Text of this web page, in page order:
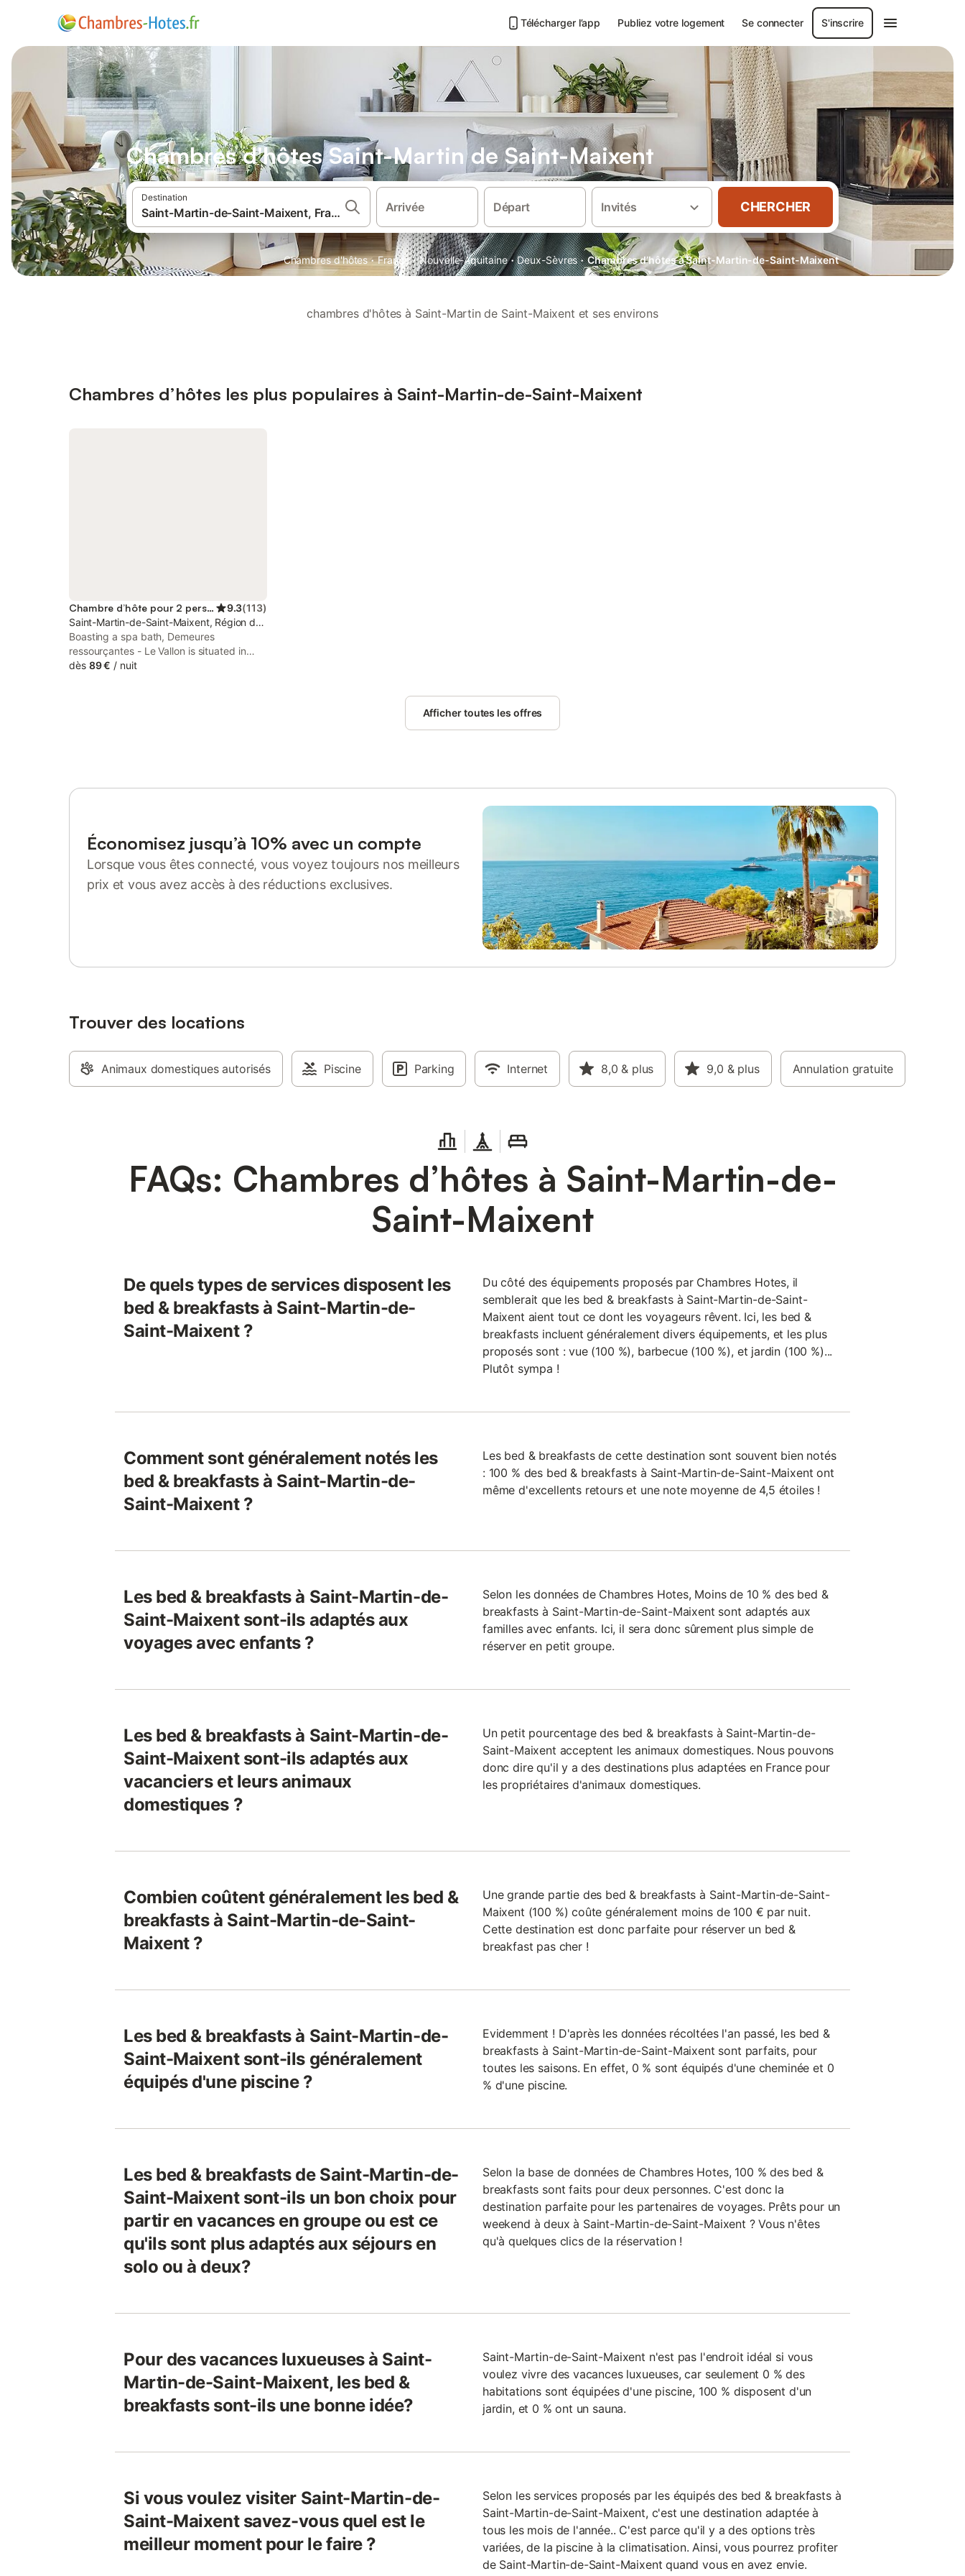
Télécharger l’app Publiez votre logement Se connecter S'inscrire
Chambres d'hôtes Saint-Martin de Saint-Maixent
Destination
Arrivée Départ Invités CHERCHER
Chambres d'hôtes · France · Nouvelle-Aquitaine · Deux-Sèvres · Chambres d’hôtes à Saint-Martin-de-Saint-Maixent
chambres d'hôtes à Saint-Martin de Saint-Maixent et ses environs
Chambres d’hôtes les plus populaires à Saint-Martin-de-Saint-Maixent
Chambre d’hôte pour 2 personnes 9.3(113)
Saint-Martin-de-Saint-Maixent, Région de Niort
Boasting a spa bath, Demeures
ressourçantes - Le Vallon is situated in
Saint-Martin-de-Saint-Maixent. This
dès 89 € / nuit
Afficher toutes les offres
Économisez jusqu’à 10% avec un compte
Lorsque vous êtes connecté, vous voyez toujours nos meilleurs
prix et vous avez accès à des réductions exclusives.
Trouver des locations
Animaux domestiques autorisés Piscine Parking Internet 8,0 & plus 9,0 & plus Annulation gratuite
FAQs: Chambres d’hôtes à Saint-Martin-de-
Saint-Maixent
De quels types de services disposent les
bed & breakfasts à Saint-Martin-de-
Saint-Maixent ?
Du côté des équipements proposés par Chambres Hotes, il
semblerait que les bed & breakfasts à Saint-Martin-de-Saint-
Maixent aient tout ce dont les voyageurs rêvent. Ici, les bed &
breakfasts incluent généralement divers équipements, et les plus
proposés sont : vue (100 %), barbecue (100 %), et jardin (100 %)...
Plutôt sympa !
Comment sont généralement notés les
bed & breakfasts à Saint-Martin-de-
Saint-Maixent ?
Les bed & breakfasts de cette destination sont souvent bien notés
: 100 % des bed & breakfasts à Saint-Martin-de-Saint-Maixent ont
même d'excellents retours et une note moyenne de 4,5 étoiles !
Les bed & breakfasts à Saint-Martin-de-
Saint-Maixent sont-ils adaptés aux
voyages avec enfants ?
Selon les données de Chambres Hotes, Moins de 10 % des bed &
breakfasts à Saint-Martin-de-Saint-Maixent sont adaptés aux
familles avec enfants. Ici, il sera donc sûrement plus simple de
réserver en petit groupe.
Les bed & breakfasts à Saint-Martin-de-
Saint-Maixent sont-ils adaptés aux
vacanciers et leurs animaux
domestiques ?
Un petit pourcentage des bed & breakfasts à Saint-Martin-de-
Saint-Maixent acceptent les animaux domestiques. Nous pouvons
donc dire qu'il y a des destinations plus adaptées en France pour
les propriétaires d'animaux domestiques.
Combien coûtent généralement les bed &
breakfasts à Saint-Martin-de-Saint-
Maixent ?
Une grande partie des bed & breakfasts à Saint-Martin-de-Saint-
Maixent (100 %) coûte généralement moins de 100 € par nuit.
Cette destination est donc parfaite pour réserver un bed &
breakfast pas cher !
Les bed & breakfasts à Saint-Martin-de-
Saint-Maixent sont-ils généralement
équipés d'une piscine ?
Evidemment ! D'après les données récoltées l'an passé, les bed &
breakfasts à Saint-Martin-de-Saint-Maixent sont parfaits, pour
toutes les saisons. En effet, 0 % sont équipés d'une cheminée et 0
% d'une piscine.
Les bed & breakfasts de Saint-Martin-de-
Saint-Maixent sont-ils un bon choix pour
partir en vacances en groupe ou est ce
qu'ils sont plus adaptés aux séjours en
solo ou à deux?
Selon la base de données de Chambres Hotes, 100 % des bed &
breakfasts sont faits pour deux personnes. C'est donc la
destination parfaite pour les partenaires de voyages. Prêts pour un
weekend à deux à Saint-Martin-de-Saint-Maixent ? Vous n'êtes
qu'à quelques clics de la réservation !
Pour des vacances luxueuses à Saint-
Martin-de-Saint-Maixent, les bed &
breakfasts sont-ils une bonne idée?
Saint-Martin-de-Saint-Maixent n'est pas l'endroit idéal si vous
voulez vivre des vacances luxueuses, car seulement 0 % des
habitations sont équipées d'une piscine, 100 % disposent d'un
jardin, et 0 % ont un sauna.
Si vous voulez visiter Saint-Martin-de-
Saint-Maixent savez-vous quel est le
meilleur moment pour le faire ?
Selon les services proposés par les équipés des bed & breakfasts à
Saint-Martin-de-Saint-Maixent, c'est une destination adaptée à
tous les mois de l'année.. C'est parce qu'il y a des options très
variées, de la piscine à la climatisation. Ainsi, vous pourrez profiter
de Saint-Martin-de-Saint-Maixent quand vous en avez envie.